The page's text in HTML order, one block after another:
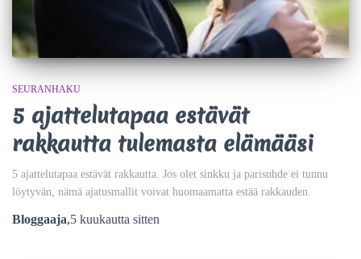
SEURANHAKU
5 ajattelutapaa estävät
rakkautta tulemasta elämääsi
5 ajattelutapaa estävät rakkautta. Jos olet sinkku ja parisuhde ei tunnu
löytyvän, nämä ajatusmallit voivat huomaamatta estää rakkauden.
Bloggaaja,5 kuukautta sitten